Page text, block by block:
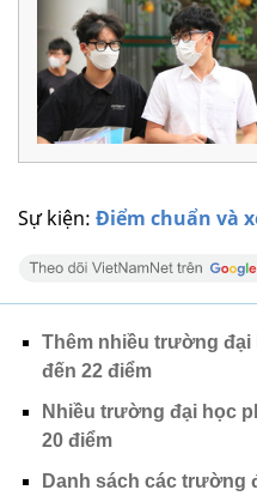
Sự kiện: Điểm chuẩn và
Thêm nhiều trường
đến 22 điểm
Nhiều trường đại học
20 điểm
Danh sách các trường